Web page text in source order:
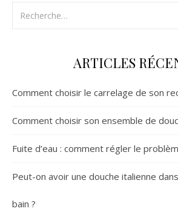
ARTICLES
Comment choisir le carrelage de son
Comment choisir son ensemble de
Fuite d’eau : comment régler le
Peut-on avoir une douche italienne
bain ?